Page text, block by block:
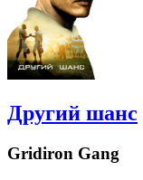
Другий шанс
Gridiron Gang